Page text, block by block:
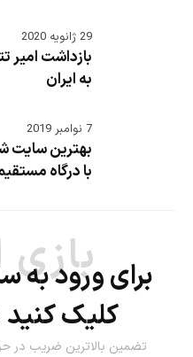
29 ژانویه 2020
بازداشت امیر
به ایران
7 نوامبر 2019
بهترین سایت
با درگاه
بازی
برای ورود به
کلیک کنید
تضمین بالاترین ضریب در